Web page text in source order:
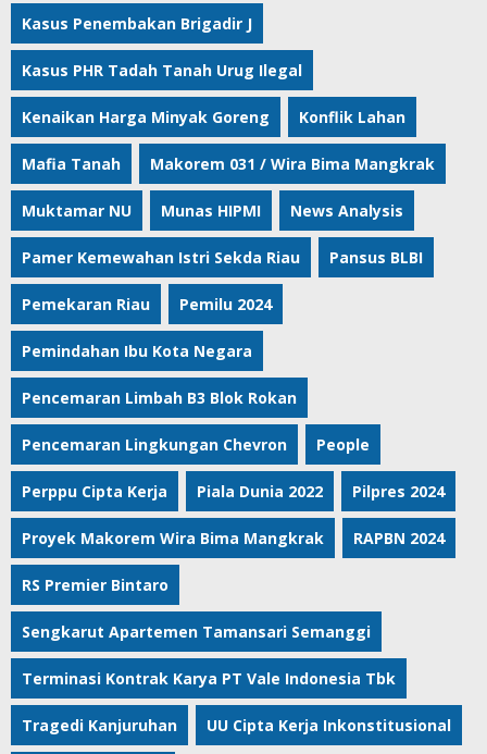
Kasus Penembakan Brigadir J
Kasus PHR Tadah Tanah Urug Ilegal
Kenaikan Harga Minyak Goreng Konflik Lahan
Mafia Tanah Makorem 031 / Wira Bima Mangkrak
Muktamar NU Munas HIPMI News Analysis
Pamer Kemewahan Istri Sekda Riau Pansus BLBI
Pemekaran Riau Pemilu 2024
Pemindahan Ibu Kota Negara
Pencemaran Limbah B3 Blok Rokan
Pencemaran Lingkungan Chevron People
Perppu Cipta Kerja Piala Dunia 2022 Pilpres 2024
Proyek Makorem Wira Bima Mangkrak RAPBN 2024
RS Premier Bintaro
Sengkarut Apartemen Tamansari Semanggi
Terminasi Kontrak Karya PT Vale Indonesia Tbk
Tragedi Kanjuruhan UU Cipta Kerja Inkonstitusional